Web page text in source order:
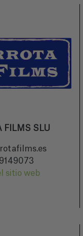
FILMS SLU
sitio web